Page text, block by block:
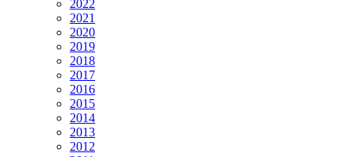
2022
2021
2020
2019
2018
2017
2016
2015
2014
2013
2012